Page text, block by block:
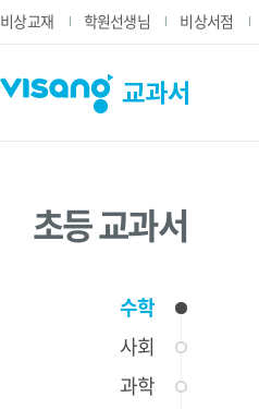
비상교재 학원선생님 비상서점
초등 교과서
수학
사회
과학